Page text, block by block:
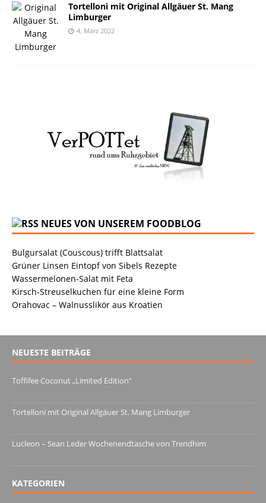
Tortelloni mit Original Allgäuer St. Mang
Limburger
4. März 2022
NEUES VON UNSEREM FOODBLOG
Bulgursalat (Couscous) trifft Blattsalat
Grüner Linsen Eintopf von Sibels Rezepte
Wassermelonen-Salat mit Feta
Kirsch-Streuselkuchen für eine kleine Form
Orahovac – Walnusslikör aus Kroatien
NEUESTE BEITRÄGE
Toffifee Coconut „Limited Edition“
Tortelloni mit Original Allgäuer St. Mang Limburger
Lucleon – Sean Leder Wochenendtasche von Trendhim
KATEGORIEN